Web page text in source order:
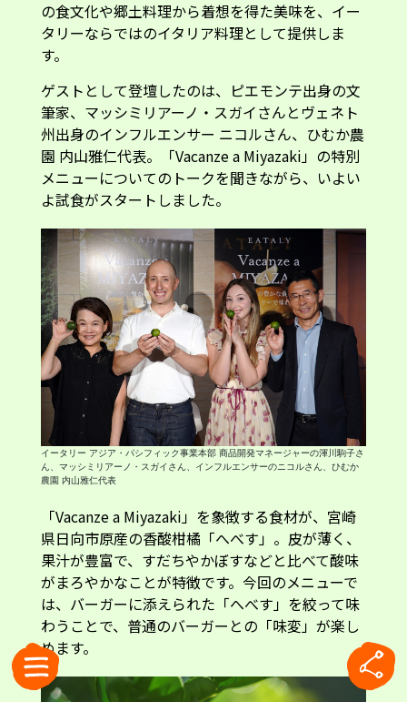
の食文化や郷土料理から着想を得た美味を、イー
タリーならではのイタリア料理として提供しま
す。
ゲストとして登壇したのは、ピエモンテ出身の文
筆家、マッシミリアーノ・スガイさんとヴェネト
州出身のインフルエンサー ニコルさん、ひむか農
園 内山雅仁代表。「Vacanze a Miyazaki」の特別
メニューについてのトークを聞きながら、いよい
よ試食がスタートしました。
イータリー アジア・パシフィック事業本部 商品開発マネージャーの渾川駒子さ
ん、マッシミリアーノ・スガイさん、インフルエンサーのニコルさん、ひむか
農園 内山雅仁代表
「Vacanze a Miyazaki」を象徴する食材が、宮崎
県日向市原産の香酸柑橘「へべす」。皮が薄く、
果汁が豊富で、すだちやかぼすなどと比べて酸味
がまろやかなことが特徴です。今回のメニューで
は、バーガーに添えられた「へべす」を絞って味
わうことで、普通のバーガーとの「味変」が楽し
めます。